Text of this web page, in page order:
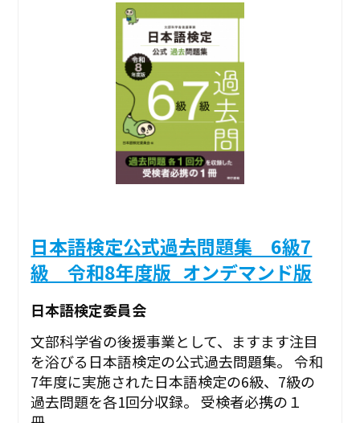
日本語検定公式過去問題集 6級7
級 令和8年度版_オンデマンド版
日本語検定委員会
文部科学省の後援事業として、ますます注目
を浴びる日本語検定の公式過去問題集。 令和
7年度に実施された日本語検定の6級、7級の
過去問題を各1回分収録。 受検者必携の１